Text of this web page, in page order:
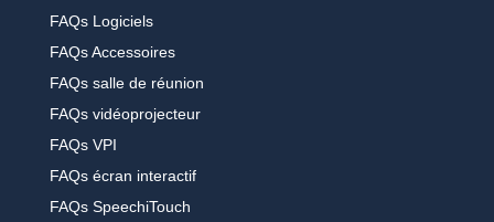
FAQs Logiciels
FAQs Accessoires
FAQs salle de réunion
FAQs vidéoprojecteur
FAQs VPI
FAQs écran interactif
FAQs SpeechiTouch